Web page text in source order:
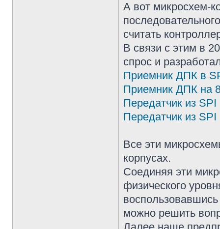
А вот микросхем-
считать
В связи с этим в
спрос и
Приемник ДПК в
Приемник ДПК на
Передатчик из
Передатчик из
Все эти
корпусах.
Соединяя эти
физического
можно решить